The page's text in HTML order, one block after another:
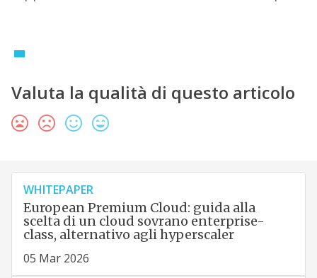
Valuta la qualità di questo articolo
WHITEPAPER
European Premium Cloud: guida alla
scelta di un cloud sovrano enterprise-
class, alternativo agli hyperscaler
05 Mar 2026